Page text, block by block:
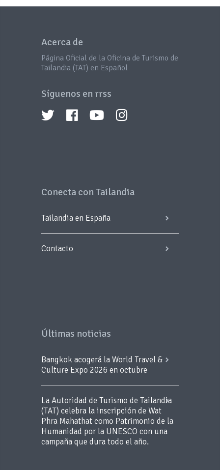
Acerca de
Página Oficial de la Oficina de Turismo de
Tailandia (TAT) en Español
Síguenos en rrss
Conecta con Tailandia
Tailandia en España
Contacto
Últimas noticias
Bangkok acogerá la World Travel &
Culture Expo 2026 en octubre
La Autoridad de Turismo de Tailandia
(TAT) celebra la inscripción de Wat
Phra Mahathat como Patrimonio de la
Humanidad por la UNESCO con una
campaña que dura todo el año.